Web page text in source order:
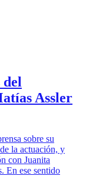
Assler
sobre su
la actuación, y
con Juanita
En ese sentido